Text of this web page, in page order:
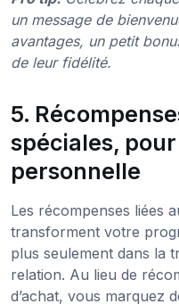
un message de
avantages, un petit
de leur fidélité.
5.
spéciales,
personnelle
Les récompenses liées
transforment votre
plus seulement dans la
relation. Au lieu de
d’achat, vous marquez